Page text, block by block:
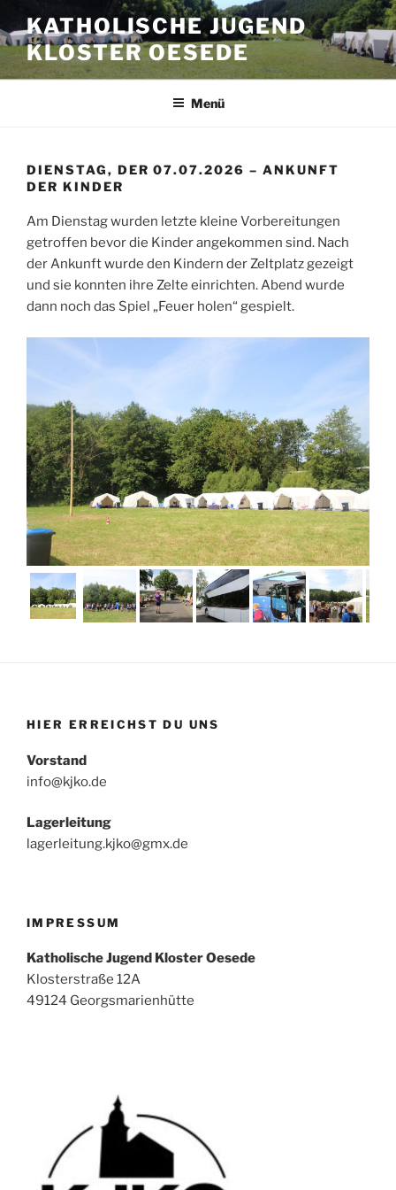
Inhalt
springen
KATHOLISCHE JUGEND
KLOSTER OESEDE
Menü
DIENSTAG, DER 07.07.2026 – ANKUNFT
DER KINDER
Am Dienstag wurden letzte kleine Vorbereitungen
getroffen bevor die Kinder angekommen sind. Nach
der Ankunft wurde den Kindern der Zeltplatz gezeigt
und sie konnten ihre Zelte einrichten. Abend wurde
dann noch das Spiel „Feuer holen“ gespielt.
HIER ERREICHST DU UNS
Vorstand
info@kjko.de
Lagerleitung
lagerleitung.kjko@gmx.de
IMPRESSUM
Katholische Jugend Kloster Oesede
Klosterstraße 12A
49124 Georgsmarienhütte